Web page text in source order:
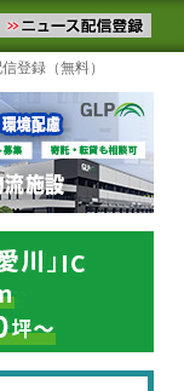
す。物流ニュー
見るテーマ
登録（無料）